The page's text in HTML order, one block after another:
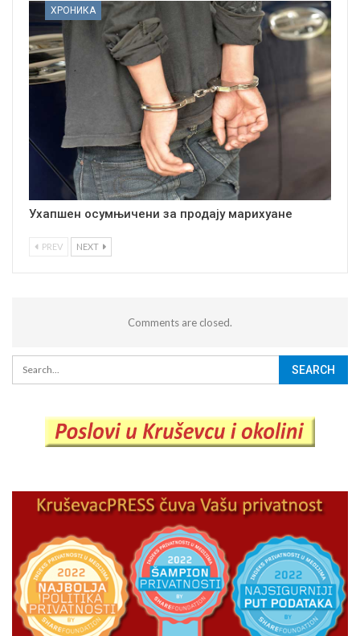
ХРОНИКА
Ухапшен осумњичени за продају марихуане
PREV NEXT
Comments are closed.